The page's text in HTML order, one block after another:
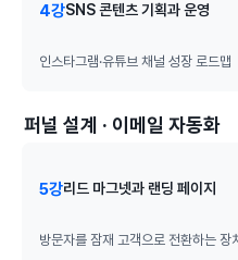
4강SNS 콘텐츠 기획과 운영
인스타그램·유튜브 채널 성장 로드맵
퍼널 설계 · 이메일 자동화
5강리드 마그넷과 랜딩 페이지
방문자를 잠재 고객으로 전환하는 장